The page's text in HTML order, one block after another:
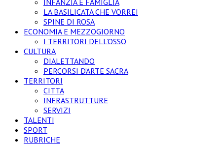
INFANZIA E FAMIGLIA
LA BASILICATA CHE VORREI
SPINE DI ROSA
ECONOMIA E MEZZOGIORNO
I TERRITORI DELL’OSSO
CULTURA
DIALETTANDO
PERCORSI D’ARTE SACRA
TERRITORI
CITTA
INFRASTRUTTURE
SERVIZI
TALENTI
SPORT
RUBRICHE